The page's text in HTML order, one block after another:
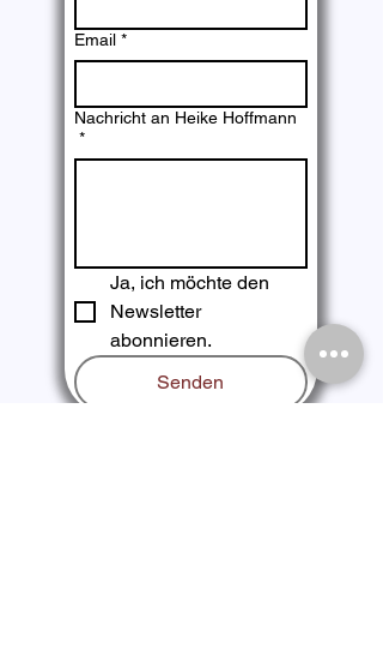
Email *
Nachricht an Heike Hoffmann
*
Ja, ich möchte den
Newsletter
abonnieren.
Senden